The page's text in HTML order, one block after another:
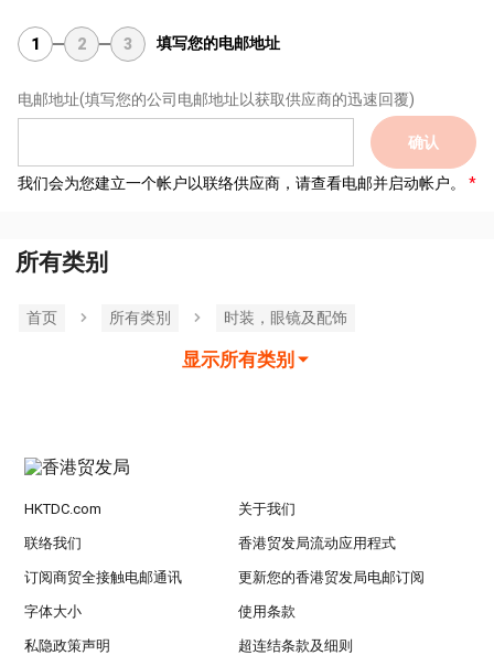
1 2 3 填写您的电邮地址
电邮地址(填写您的公司电邮地址以获取供应商的迅速回覆)
确认
我们会为您建立一个帐户以联络供应商，请查看电邮并启动帐户。
所有类别
首页 所有类別 时装，眼镜及配饰
显示所有类别
HKTDC.com 关于我们
联络我们 香港贸发局流动应用程式
订阅商贸全接触电邮通讯 更新您的香港贸发局电邮订阅
字体大小 使用条款
私隐政策声明 超连结条款及细则